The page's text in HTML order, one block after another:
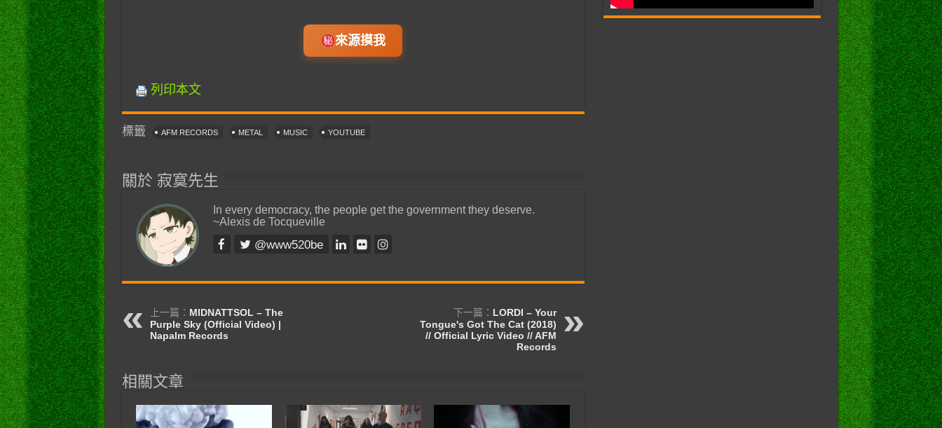
來源摸我
列印本文
標籤 AFM RECORDS METAL MUSIC YOUTUBE
關於 寂寞先生
In every democracy, the people get the government they deserve.
~Alexis de Tocqueville
@www520be
上一篇： MIDNATTSOL – The
Purple Sky (Official Video) |
Napalm Records
下一篇： LORDI – Your
Tongue's Got The Cat (2018)
// Official Lyric Video // AFM
Records
相關文章